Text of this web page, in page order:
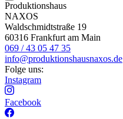
Produktionshaus
NAXOS
Waldschmidtstraße 19
60316 Frankfurt am Main
069 / 43 05 47 35
info@produktionshausnaxos.de
Folge uns:
Instagram
Facebook